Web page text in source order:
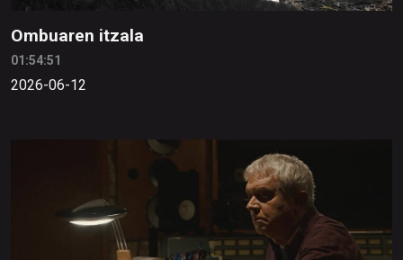
Ombuaren itzala
01:54:51
2026-06-12